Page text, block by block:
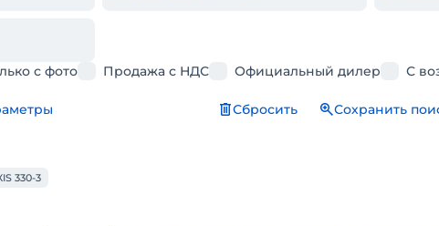
с фото Продажа с НДС Официальный дилер С
Сбросить Сохранить
330-3